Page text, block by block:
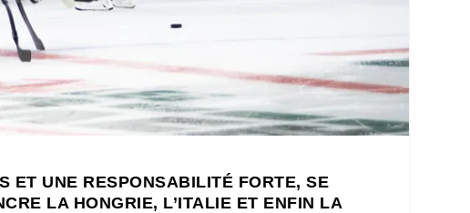
ET UNE RESPONSABILITÉ FORTE, SE
LA HONGRIE, L’ITALIE ET ENFIN LA